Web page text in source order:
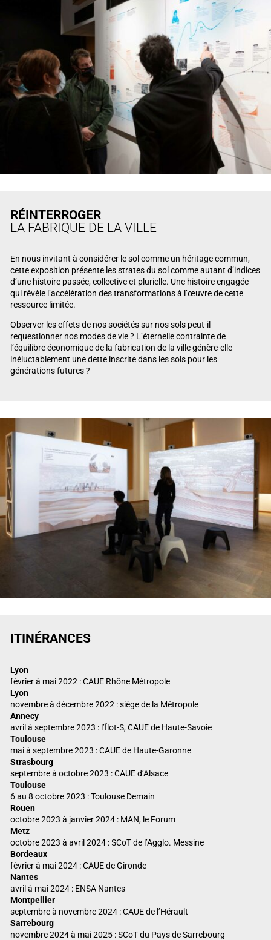
RÉINTERROGER
LA FABRIQUE DE LA VILLE
En nous invitant à considérer le sol comme un héritage commun,
cette exposition présente les strates du sol comme autant d’indices
d’une histoire passée, collective et plurielle. Une histoire engagée
qui révèle l’accélération des transformations à l’œuvre de cette
ressource limitée.
Observer les effets de nos sociétés sur nos sols peut-il
requestionner nos modes de vie ? L’éternelle contrainte de
l’équilibre économique de la fabrication de la ville génère-elle
inéluctablement une dette inscrite dans les sols pour les
générations futures ?
ITINÉRANCES
Lyon
février à mai 2022 : CAUE Rhône Métropole
Lyon
novembre à décembre 2022 : siège de la Métropole
Annecy
avril à septembre 2023 : l’Îlot-S, CAUE de Haute-Savoie
Toulouse
mai à septembre 2023 : CAUE de Haute-Garonne
Strasbourg
septembre à octobre 2023 : CAUE d’Alsace
Toulouse
6 au 8 octobre 2023 : Toulouse Demain
Rouen
octobre 2023 à janvier 2024 : MAN, le Forum
Metz
octobre 2023 à avril 2024 : SCoT de l’Agglo. Messine
Bordeaux
février à mai 2024 : CAUE de Gironde
Nantes
avril à mai 2024 : ENSA Nantes
Montpellier
septembre à novembre 2024 : CAUE de l’Hérault
Sarrebourg
novembre 2024 à mai 2025 : SCoT du Pays de Sarrebourg